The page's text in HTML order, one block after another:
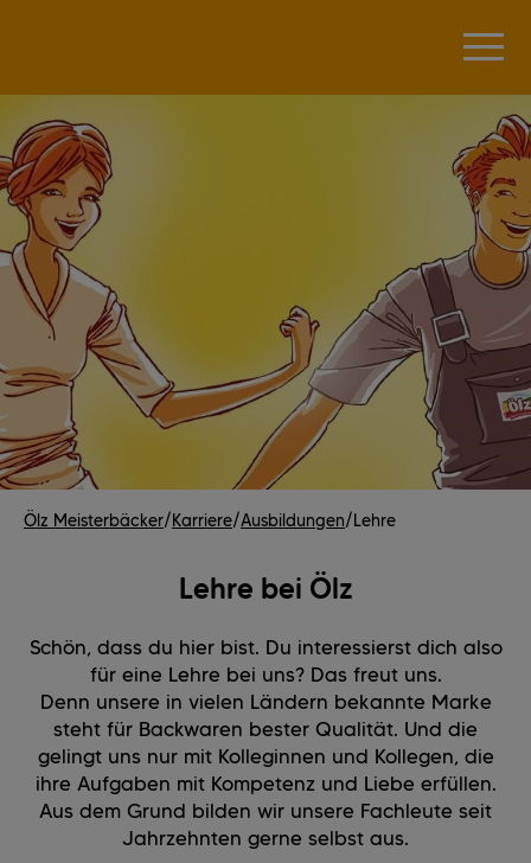
Ölz Meisterbäcker/Karriere/Ausbildungen/Lehre
Lehre bei Ölz
Schön, dass du hier bist. Du interessierst dich also
für eine Lehre bei uns? Das freut uns.
Denn unsere in vielen Ländern bekannte Marke
steht für Backwaren bester Qualität. Und die
gelingt uns nur mit Kolleginnen und Kollegen, die
ihre Aufgaben mit Kompetenz und Liebe erfüllen.
Aus dem Grund bilden wir unsere Fachleute seit
Jahrzehnten gerne selbst aus.